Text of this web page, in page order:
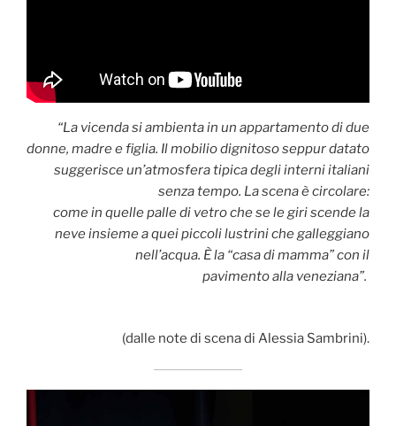
“La vicenda si ambienta in un appartamento di due
donne, madre e figlia. Il mobilio dignitoso seppur datato
suggerisce un’atmosfera tipica degli interni italiani
senza tempo. La scena è circolare:
come in quelle palle di vetro che se le giri scende la
neve insieme a quei piccoli lustrini che galleggiano
nell’acqua. È la “casa di mamma” con il
pavimento alla veneziana”.
(dalle note di scena di Alessia Sambrini).